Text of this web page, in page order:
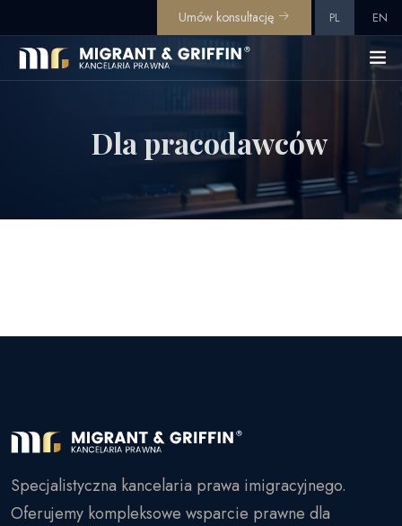
Umów konsultację PL EN
Dla pracodawców
Specjalistyczna kancelaria prawa imigracyjnego.
Oferujemy kompleksowe wsparcie prawne dla